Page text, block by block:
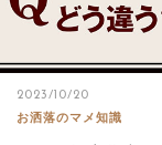
2023/10/20
お洒落のマメ知識